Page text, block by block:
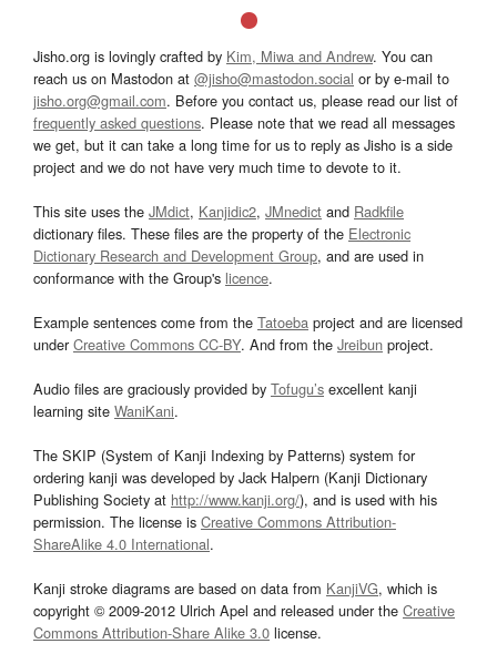
Jisho.org is lovingly crafted by Kim, Miwa and Andrew. You can
reach us on Mastodon at @jisho@mastodon.social or by e-mail to
jisho.org@gmail.com. Before you contact us, please read our list of
frequently asked questions. Please note that we read all messages
we get, but it can take a long time for us to reply as Jisho is a side
project and we do not have very much time to devote to it.
This site uses the JMdict, Kanjidic2, JMnedict and Radkfile
dictionary files. These files are the property of the Electronic
Dictionary Research and Development Group, and are used in
conformance with the Group's licence.
Example sentences come from the Tatoeba project and are licensed
underCreative Commons CC-BY. And from the Jreibun project.
Audio files are graciously provided by Tofugu’s excellent kanji
learning site WaniKani.
The SKIP (System of Kanji Indexing by Patterns) system for
ordering kanji was developed by Jack Halpern (Kanji Dictionary
Publishing Society at http://www.kanji.org/), and is used with his
permission. The license is Creative Commons Attribution-
ShareAlike 4.0 International.
Kanji stroke diagrams are based on data from KanjiVG, which is
copyright © 2009-2012 Ulrich Apel and released under the Creative
Commons Attribution-Share Alike 3.0 license.